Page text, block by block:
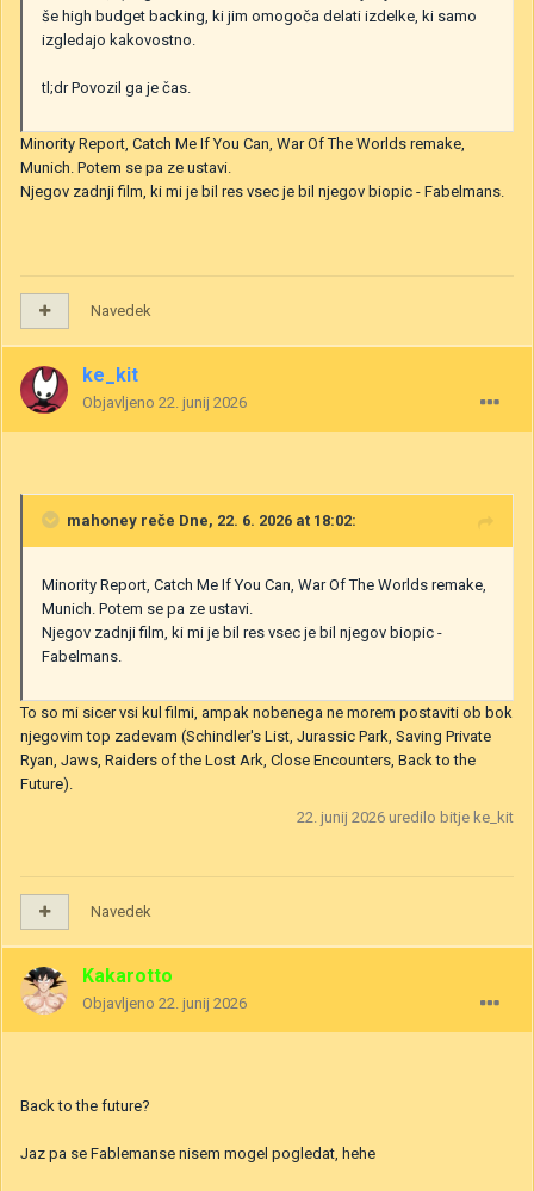
še high budget backing, ki jim omogoča delati izdelke, ki samo
izgledajo kakovostno.
tl;dr Povozil ga je čas.
Minority Report, Catch Me If You Can, War Of The Worlds remake,
Munich. Potem se pa ze ustavi.
Njegov zadnji film, ki mi je bil res vsec je bil njegov biopic - Fabelmans.
Navedek
ke_kit
Objavljeno 22. junij 2026
mahoney reče Dne, 22. 6. 2026 at 18:02:
Minority Report, Catch Me If You Can, War Of The Worlds remake,
Munich. Potem se pa ze ustavi.
Njegov zadnji film, ki mi je bil res vsec je bil njegov biopic -
Fabelmans.
To so mi sicer vsi kul filmi, ampak nobenega ne morem postaviti ob bok
njegovim top zadevam (Schindler's List, Jurassic Park, Saving Private
Ryan, Jaws, Raiders of the Lost Ark, Close Encounters, Back to the
Future).
22. junij 2026 uredilo bitje ke_kit
Navedek
Kakarotto
Objavljeno 22. junij 2026
Back to the future?
Jaz pa se Fablemanse nisem mogel pogledat, hehe